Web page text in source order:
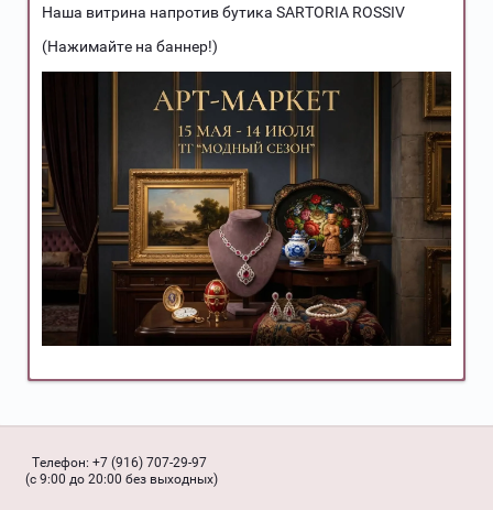
Наша витрина напротив бутика SARTORIA ROSSIV
(Нажимайте на баннер!)
Телефон: +7 (916) 707-29-97
(с 9:00 до 20:00 без выходных)